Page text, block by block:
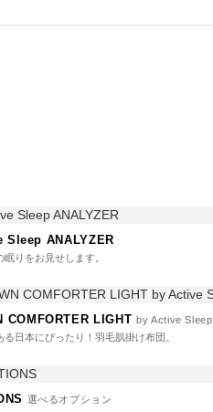
Sleep ANALYZER
眠りをお見せします。
COMFORTER LIGHT by Active Sleep
る日本にぴったり！羽毛肌掛け布団。
選べるオプション